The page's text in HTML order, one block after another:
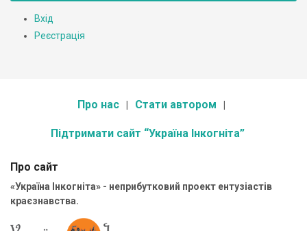
Вхід
Реєстрація
Про нас Стати автором
Підтримати сайт “Україна Інкогніта”
Про сайт
«Україна Інкогніта» - неприбутковий проект ентузіастів
краєзнавства.